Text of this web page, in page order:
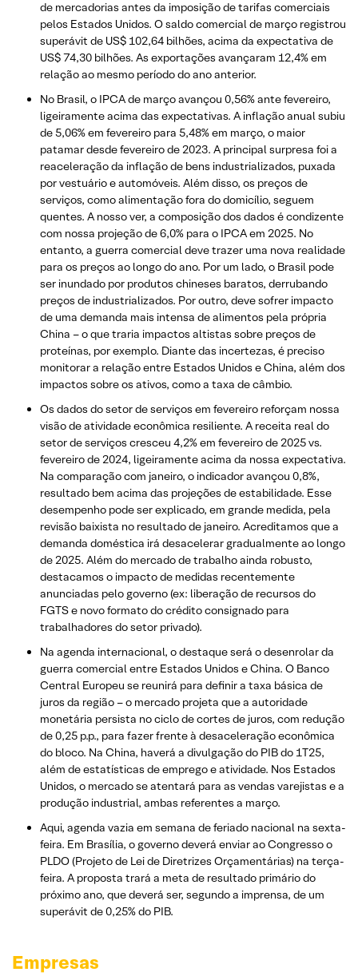
de mercadorias antes da imposição de tarifas comerciais
pelos Estados Unidos. O saldo comercial de março registrou
superávit de US$ 102,64 bilhões, acima da expectativa de
US$ 74,30 bilhões. As exportações avançaram 12,4% em
relação ao mesmo período do ano anterior.
No Brasil, o IPCA de março avançou 0,56% ante fevereiro,
ligeiramente acima das expectativas. A inflação anual subiu
de 5,06% em fevereiro para 5,48% em março, o maior
patamar desde fevereiro de 2023. A principal surpresa foi a
reaceleração da inflação de bens industrializados, puxada
por vestuário e automóveis. Além disso, os preços de
serviços, como alimentação fora do domicílio, seguem
quentes. A nosso ver, a composição dos dados é condizente
com nossa projeção de 6,0% para o IPCA em 2025. No
entanto, a guerra comercial deve trazer uma nova realidade
para os preços ao longo do ano. Por um lado, o Brasil pode
ser inundado por produtos chineses baratos, derrubando
preços de industrializados. Por outro, deve sofrer impacto
de uma demanda mais intensa de alimentos pela própria
China – o que traria impactos altistas sobre preços de
proteínas, por exemplo. Diante das incertezas, é preciso
monitorar a relação entre Estados Unidos e China, além dos
impactos sobre os ativos, como a taxa de câmbio.
Os dados do setor de serviços em fevereiro reforçam nossa
visão de atividade econômica resiliente. A receita real do
setor de serviços cresceu 4,2% em fevereiro de 2025 vs.
fevereiro de 2024, ligeiramente acima da nossa expectativa.
Na comparação com janeiro, o indicador avançou 0,8%,
resultado bem acima das projeções de estabilidade. Esse
desempenho pode ser explicado, em grande medida, pela
revisão baixista no resultado de janeiro. Acreditamos que a
demanda doméstica irá desacelerar gradualmente ao longo
de 2025. Além do mercado de trabalho ainda robusto,
destacamos o impacto de medidas recentemente
anunciadas pelo governo (ex: liberação de recursos do
FGTS e novo formato do crédito consignado para
trabalhadores do setor privado).
Na agenda internacional, o destaque será o desenrolar da
guerra comercial entre Estados Unidos e China. O Banco
Central Europeu se reunirá para definir a taxa básica de
juros da região – o mercado projeta que a autoridade
monetária persista no ciclo de cortes de juros, com redução
de 0,25 p.p., para fazer frente à desaceleração econômica
do bloco. Na China, haverá a divulgação do PIB do 1T25,
além de estatísticas de emprego e atividade. Nos Estados
Unidos, o mercado se atentará para as vendas varejistas e a
produção industrial, ambas referentes a março.
Aqui, agenda vazia em semana de feriado nacional na sexta-
feira. Em Brasília, o governo deverá enviar ao Congresso o
PLDO (Projeto de Lei de Diretrizes Orçamentárias) na terça-
feira. A proposta trará a meta de resultado primário do
próximo ano, que deverá ser, segundo a imprensa, de um
superávit de 0,25% do PIB.
Empresas